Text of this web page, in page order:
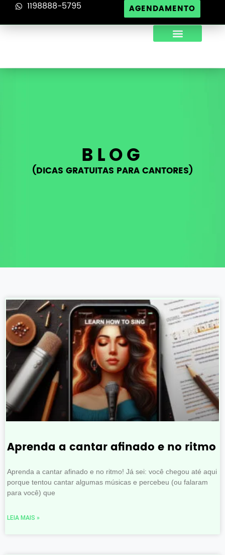
1198888-5795 AGENDAMENTO
BLOG
(DICAS GRATUITAS PARA CANTORES)
Aprenda a cantar afinado e no ritmo
Aprenda a cantar afinado e no ritmo! Já sei: você chegou até aqui
porque tentou cantar algumas músicas e percebeu (ou falaram
para você) que
LEIA MAIS »